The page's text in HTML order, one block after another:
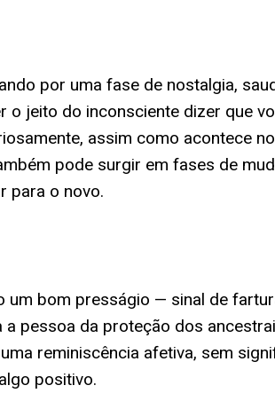
por uma fase de nostalgia,
jeito do inconsciente dizer que
assim como acontece
pode surgir em fases de
para o novo.
bom presságio — sinal de
pessoa da proteção dos
reminiscência afetiva, sem
positivo.